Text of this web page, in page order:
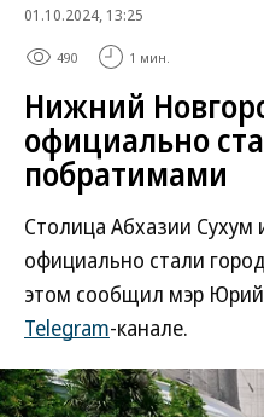
01.10.2024, 13:25
490 1 мин.
Нижний
официально
побратимами
Столица Абхазии
официально стали
этом сообщил мэр
Telegram-канале.